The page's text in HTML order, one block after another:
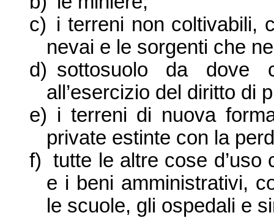
c) i terreni non coltivabili,
nevai e le sorgenti che
d) sottosuolo da dove
all’esercizio del diritto di
e) i terreni di nuova
private estinte con la
f) tutte le altre cose
e i beni amministrativi,
le scuole, gli ospedali e